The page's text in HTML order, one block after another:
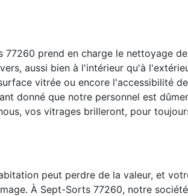
prend en charge le nettoyage de
aussi bien à l'intérieur qu'à
vitrée ou encore l'accessibilité
donné que notre personnel est
vos vitrages brilleront, pour
peut perdre de la valeur, et
À Sept-Sorts 77260, notre société